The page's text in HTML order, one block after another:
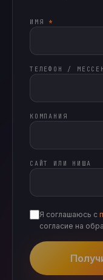
ИМЯ *
ТЕЛЕФОН /
КОМПАНИЯ
САЙТ ИЛИ НИША
Я соглашаюсь с
согласие на